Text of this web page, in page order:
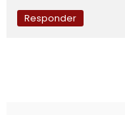
Responder